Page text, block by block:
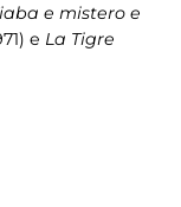
e mistero e
e La Tigre